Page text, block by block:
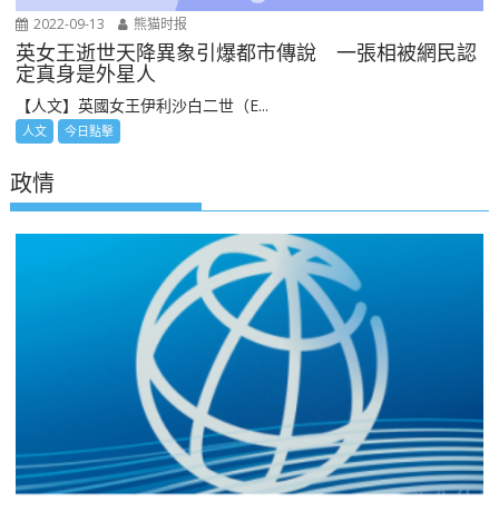
2022-09-13 熊猫时报
英女王逝世天降異象引爆都市傳說 一張相被網民認
定真身是外星人
【人文】英國女王伊利沙白二世（E...
人文 今日點擊
政情